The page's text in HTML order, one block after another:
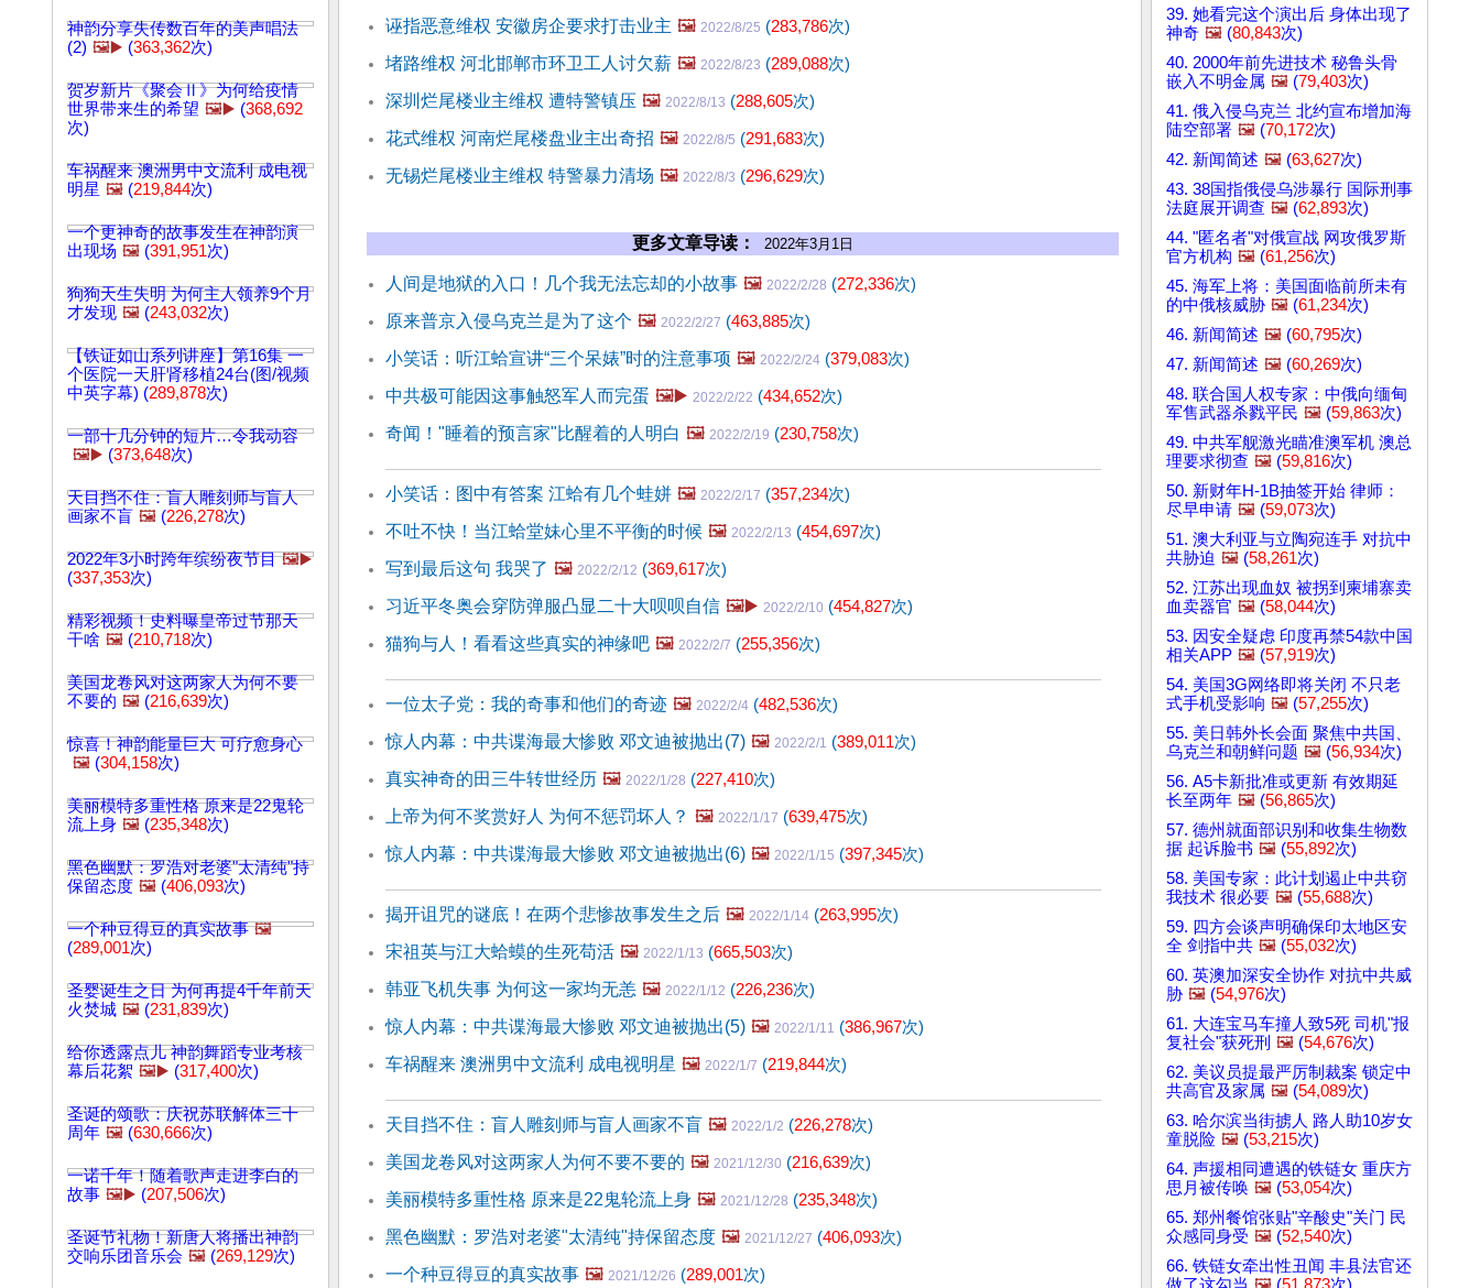
神韵分享失传数百年的美声唱法
(2) 🖼️▶️ (363,362次)
贺岁新片《聚会Ⅱ》为何给疫情
世界带来生的希望 🖼️▶️ (368,692
次)
车祸醒来 澳洲男中文流利 成电视
明星 🖼️ (219,844次)
一个更神奇的故事发生在神韵演
出现场 🖼️ (391,951次)
狗狗天生失明 为何主人领养9个月
才发现 🖼️ (243,032次)
【铁证如山系列讲座】第16集 一
个医院一天肝肾移植24台(图/视频
中英字幕) (289,878次)
一部十几分钟的短片…令我动容
🖼️▶️ (373,648次)
天目挡不住：盲人雕刻师与盲人
画家不盲 🖼️ (226,278次)
2022年3小时跨年缤纷夜节目 🖼️▶️
(337,353次)
精彩视频！史料曝皇帝过节那天
干啥 🖼️ (210,718次)
美国龙卷风对这两家人为何不要
不要的 🖼️ (216,639次)
惊喜！神韵能量巨大 可疗愈身心
🖼️ (304,158次)
美丽模特多重性格 原来是22鬼轮
流上身 🖼️ (235,348次)
黑色幽默：罗浩对老婆"太清纯"持
保留态度 🖼️ (406,093次)
一个种豆得豆的真实故事 🖼️
(289,001次)
圣婴诞生之日 为何再提4千年前天
火焚城 🖼️ (231,839次)
给你透露点儿 神韵舞蹈专业考核
幕后花絮 🖼️▶️ (317,400次)
圣诞的颂歌：庆祝苏联解体三十
周年 🖼️ (630,666次)
一诺千年！随着歌声走进李白的
故事 🖼️▶️ (207,506次)
圣诞节礼物！新唐人将播出神韵
交响乐团音乐会 🖼️ (269,129次)
诬指恶意维权 安徽房企要求打击业主 🖼️ 2022/8/25 (283,786次)
堵路维权 河北邯郸市环卫工人讨欠薪 🖼️ 2022/8/23 (289,088次)
深圳烂尾楼业主维权 遭特警镇压 🖼️ 2022/8/13 (288,605次)
花式维权 河南烂尾楼盘业主出奇招 🖼️ 2022/8/5 (291,683次)
无锡烂尾楼业主维权 特警暴力清场 🖼️ 2022/8/3 (296,629次)
更多文章导读： 2022年3月1日
人间是地狱的入口！几个我无法忘却的小故事 🖼️ 2022/2/28 (272,336次)
原来普京入侵乌克兰是为了这个 🖼️ 2022/2/27 (463,885次)
小笑话：听江蛤宣讲“三个呆婊”时的注意事项 🖼️ 2022/2/24 (379,083次)
中共极可能因这事触怒军人而完蛋 🖼️▶️ 2022/2/22 (434,652次)
奇闻！"睡着的预言家"比醒着的人明白 🖼️ 2022/2/19 (230,758次)
小笑话：图中有答案 江蛤有几个蛙姘 🖼️ 2022/2/17 (357,234次)
不吐不快！当江蛤堂妹心里不平衡的时候 🖼️ 2022/2/13 (454,697次)
写到最后这句 我哭了 🖼️ 2022/2/12 (369,617次)
习近平冬奥会穿防弹服凸显二十大呗呗自信 🖼️▶️ 2022/2/10 (454,827次)
猫狗与人！看看这些真实的神缘吧 🖼️ 2022/2/7 (255,356次)
一位太子党：我的奇事和他们的奇迹 🖼️ 2022/2/4 (482,536次)
惊人内幕：中共谍海最大惨败 邓文迪被抛出(7) 🖼️ 2022/2/1 (389,011次)
真实神奇的田三牛转世经历 🖼️ 2022/1/28 (227,410次)
上帝为何不奖赏好人 为何不惩罚坏人？ 🖼️ 2022/1/17 (639,475次)
惊人内幕：中共谍海最大惨败 邓文迪被抛出(6) 🖼️ 2022/1/15 (397,345次)
揭开诅咒的谜底！在两个悲惨故事发生之后 🖼️ 2022/1/14 (263,995次)
宋祖英与江大蛤蟆的生死苟活 🖼️ 2022/1/13 (665,503次)
韩亚飞机失事 为何这一家均无恙 🖼️ 2022/1/12 (226,236次)
惊人内幕：中共谍海最大惨败 邓文迪被抛出(5) 🖼️ 2022/1/11 (386,967次)
车祸醒来 澳洲男中文流利 成电视明星 🖼️ 2022/1/7 (219,844次)
天目挡不住：盲人雕刻师与盲人画家不盲 🖼️ 2022/1/2 (226,278次)
美国龙卷风对这两家人为何不要不要的 🖼️ 2021/12/30 (216,639次)
美丽模特多重性格 原来是22鬼轮流上身 🖼️ 2021/12/28 (235,348次)
黑色幽默：罗浩对老婆"太清纯"持保留态度 🖼️ 2021/12/27 (406,093次)
一个种豆得豆的真实故事 🖼️ 2021/12/26 (289,001次)
39. 她看完这个演出后 身体出现了
神奇 🖼️ (80,843次)
40. 2000年前先进技术 秘鲁头骨
嵌入不明金属 🖼️ (79,403次)
41. 俄入侵乌克兰 北约宣布增加海
陆空部署 🖼️ (70,172次)
42. 新闻简述 🖼️ (63,627次)
43. 38国指俄侵乌涉暴行 国际刑事
法庭展开调查 🖼️ (62,893次)
44. "匿名者"对俄宣战 网攻俄罗斯
官方机构 🖼️ (61,256次)
45. 海军上将：美国面临前所未有
的中俄核威胁 🖼️ (61,234次)
46. 新闻简述 🖼️ (60,795次)
47. 新闻简述 🖼️ (60,269次)
48. 联合国人权专家：中俄向缅甸
军售武器杀戮平民 🖼️ (59,863次)
49. 中共军舰激光瞄准澳军机 澳总
理要求彻查 🖼️ (59,816次)
50. 新财年H-1B抽签开始 律师：
尽早申请 🖼️ (59,073次)
51. 澳大利亚与立陶宛连手 对抗中
共胁迫 🖼️ (58,261次)
52. 江苏出现血奴 被拐到柬埔寨卖
血卖器官 🖼️ (58,044次)
53. 因安全疑虑 印度再禁54款中国
相关APP 🖼️ (57,919次)
54. 美国3G网络即将关闭 不只老
式手机受影响 🖼️ (57,255次)
55. 美日韩外长会面 聚焦中共国、
乌克兰和朝鲜问题 🖼️ (56,934次)
56. A5卡新批准或更新 有效期延
长至两年 🖼️ (56,865次)
57. 德州就面部识别和收集生物数
据 起诉脸书 🖼️ (55,892次)
58. 美国专家：此计划遏止中共窃
我技术 很必要 🖼️ (55,688次)
59. 四方会谈声明确保印太地区安
全 剑指中共 🖼️ (55,032次)
60. 英澳加深安全协作 对抗中共威
胁 🖼️ (54,976次)
61. 大连宝马车撞人致5死 司机"报
复社会"获死刑 🖼️ (54,676次)
62. 美议员提最严厉制裁案 锁定中
共高官及家属 🖼️ (54,089次)
63. 哈尔滨当街掳人 路人助10岁女
童脱险 🖼️ (53,215次)
64. 声援相同遭遇的铁链女 重庆方
思月被传唤 🖼️ (53,054次)
65. 郑州餐馆张贴"辛酸史"关门 民
众感同身受 🖼️ (52,540次)
66. 铁链女牵出性丑闻 丰县法官还
做了这勾当 🖼️ (51,873次)